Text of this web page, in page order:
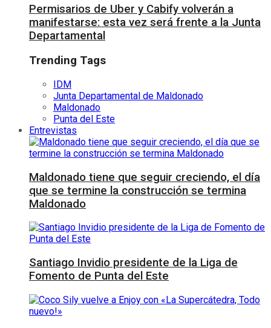
Permisarios de Uber y Cabify volverán a
manifestarse: esta vez será frente a la Junta
Departamental
Trending Tags
IDM
Junta Departamental de Maldonado
Maldonado
Punta del Este
Entrevistas
Maldonado tiene que seguir creciendo, el día
que se termine la construcción se termina
Maldonado
Santiago Invidio presidente de la Liga de
Fomento de Punta del Este